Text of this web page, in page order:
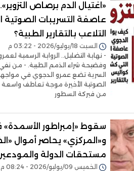
«اغتيال الدم برصاص
عاصفة التسريبات الصوتية
التلاعب بالتقارير الطبية؟
السبت 18/يوليو/2026 - 03:22 م
- نهاية التضليل.. الرواية الرسمية
وفضيحة شراء الذمم الطبية. - من نفي
السرية تضع عمرو الدجوي في مواجهة
الصوتية الأخيرة موجة تعاطف
من فبركة السطور
سقوط «إمبراطور الأسمدة»
مستحقات الدولة
الخميس 09/يوليو/2026 - 08:24 م